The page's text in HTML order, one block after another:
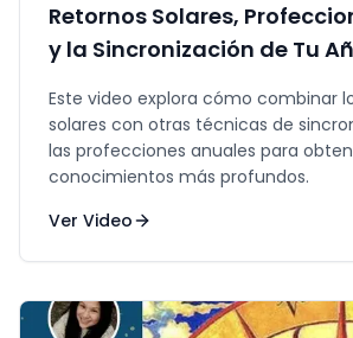
Retornos Solares,
y la Sincronización de Tu
Este video explora cómo combinar
solares con otras técnicas de
las profecciones anuales para
conocimientos más profundos.
Ver Video